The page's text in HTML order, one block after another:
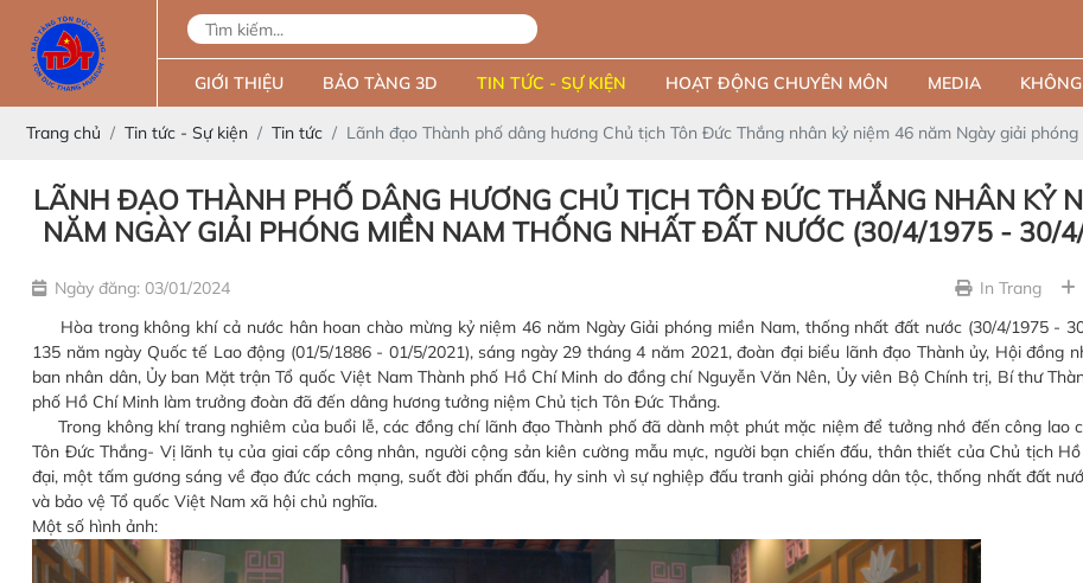
GIỚI THIỆU BẢO TÀNG 3D TIN TỨC - SỰ KIỆN HOẠT ĐỘNG CHUYÊN MÔN MEDIA
Trang chủ Tin tức - Sự kiện Tin tức Lãnh đạo Thành phố dâng hương Chủ tịch Tôn Đức Thắng nhân kỷ niệm 46 năm Ngày giải
LÃNH ĐẠO THÀNH PHỐ DÂNG HƯƠNG CHỦ TỊCH TÔN ĐỨC THẮNG NHÂN KỶ
NĂM NGÀY GIẢI PHÓNG MIỀN NAM THỐNG NHẤT ĐẤT NƯỚC (30/4/1975 - 30/
Ngày đăng: 03/01/2024 In Trang
Hòa trong không khí cả nước hân hoan chào mừng kỷ niệm 46 năm Ngày Giải phóng miền Nam, thống nhất đất nước (30/4/1975 -
135 năm ngày Quốc tế Lao động (01/5/1886 - 01/5/2021), sáng ngày 29 tháng 4 năm 2021, đoàn đại biểu lãnh đạo Thành ủy, Hội đồng
ban nhân dân, Ủy ban Mặt trận Tổ quốc Việt Nam Thành phố Hồ Chí Minh do đồng chí Nguyễn Văn Nên, Ủy viên Bộ Chính trị, Bí thư
phố Hồ Chí Minh làm trưởng đoàn đã đến dâng hương tưởng niệm Chủ tịch Tôn Đức Thắng.
Trong không khí trang nghiêm của buổi lễ, các đồng chí lãnh đạo Thành phố đã dành một phút mặc niệm để tưởng nhớ đến công lao
Tôn Đức Thắng- Vị lãnh tụ của giai cấp công nhân, người cộng sản kiên cường mẫu mực, người bạn chiến đấu, thân thiết của Chủ tịch
đại, một tấm gương sáng về đạo đức cách mạng, suốt đời phấn đấu, hy sinh vì sự nghiệp đấu tranh giải phóng dân tộc, thống nhất đất
và bảo vệ Tổ quốc Việt Nam xã hội chủ nghĩa.
Một số hình ảnh: